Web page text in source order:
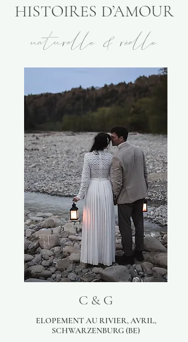
HISTOIRES D’AMOUR
naturelle & réelle
C & G
ELOPEMENT AU RIVIER, AVRIL,
SCHWARZENBURG (BE)